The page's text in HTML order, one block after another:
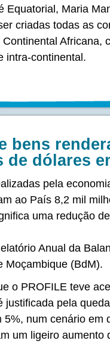
Equatorial, Maria
criadas todas as
Africana,
intra-continental.
bens
dólares
pela
ao País 8,2 mil
uma redução
Anual da
Moçambique (BdM).
o PROFILE teve
justificada pela
num cenário em
um ligeiro aumento